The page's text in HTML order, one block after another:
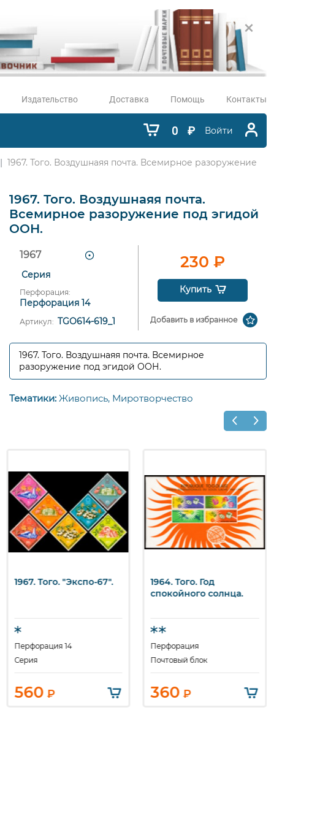
Издательство Доставка Помощь Контакты
0 ₽ Войти
1967. Того. Воздушнаяя почта. Всемирное разоружение
1967. Того. Воздушнаяя почта.
Всемирное разоружение под эгидой
ООН.
1967
Серия
Перфорация:
Перфорация 14
Артикул: TGO614-619_1
230 ₽
Купить
Добавить в избранное
1967. Того. Воздушнаяя почта. Всемирное
разоружение под эгидой ООН.
Тематики: Живопись, Миротворчество
Быстрый просмотр
1967. Того. "Экспо-67".
Перфорация 14
Серия
560 ₽
Быстрый просмотр
1964. Того. Год
спокойного солнца.
Перфорация
Почтовый блок
360 ₽